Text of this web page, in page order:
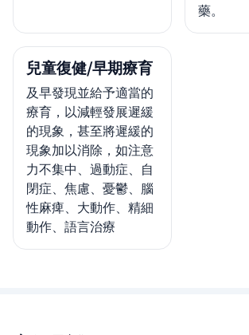
藥。
兒童復健/早期療育
及早發現並給予適當的
療育，以減輕發展遲緩
的現象，甚至將遲緩的
現象加以消除，如注意
力不集中、過動症、自
閉症、焦慮、憂鬱、腦
性麻痺、大動作、精細
動作、語言治療